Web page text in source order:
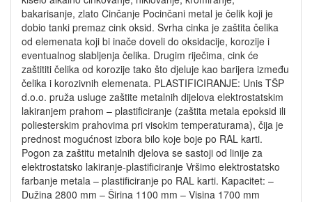
bakarisanje, zlato Cinčanje Pocinčani metal je čelik koji je
dobio tanki premaz cink oksid. Svrha cinka je zaštita čelika
od elemenata koji bi inače doveli do oksidacije, korozije i
eventualnog slabljenja čelika. Drugim riječima, cink će
zaštititi čelika od korozije tako što djeluje kao barijera između
čelika i korozivnih elemenata. PLASTIFICIRANJE: Unis TŠP
d.o.o. pruža usluge zaštite metalnih dijelova elektrostatskim
lakiranjem prahom – plastificiranje (zaštita metala epoksid ili
poliesterskim prahovima pri visokim temperaturama), čija je
prednost mogućnost izbora bilo koje boje po RAL karti.
Pogon za zaštitu metalnih djelova se sastoji od linije za
elektrostatsko lakiranje-plastificiranje Vršimo elektrostatsko
farbanje metala – plastificiranje po RAL karti. Kapacitet: –
Dužina 2800 mm – Širina 1100 mm – Visina 1700 mm